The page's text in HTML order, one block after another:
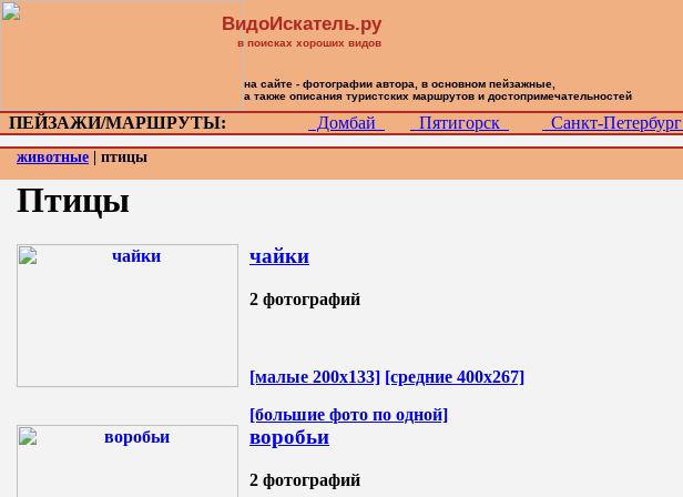
ПЕЙЗАЖИ/МАРШРУТЫ: Домбай Пятигорск Санкт-Петербург
животные | птицы
Птицы
чайки
2 фотографий
[малые 200х133] [средние 400х267]
[большие фото по одной]
воробьи
2 фотографий
ВидоИскатель.ру
в поисках хороших видов
на сайте - фотографии автора, в основном пейзажные,
а также описания туристских маршрутов и достопримечательностей